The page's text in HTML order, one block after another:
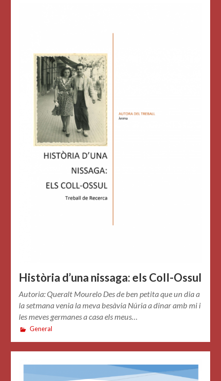
Història d’una nissaga: els Coll-Ossul
Autoria: Queralt Mourelo Des de ben petita que un dia a
la setmana venia la meva besàvia Núria a dinar amb mi i
les meves germanes a casa els meus…
General